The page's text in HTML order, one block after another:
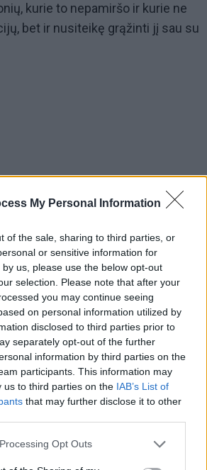
My Personal Information
of the sale, sharing to third parties, or
or sensitive information for
us, please use the below opt-out
selection. Please note that after your
you may continue seeing
on personal information utilized by
disclosed to third parties prior to
separately opt-out of the further
information by third parties on the
participants. This information may
us to third parties on the IAB’s List of
that may further disclose it to other
Opt Outs
kurie to nepamiršo ir kurie ne
bet ir nusiteikę grąžinti jį sau su
L. Ragelskis tokiu būdu viešai
grupes, išskirtas dėl jų
pažiūrų, tautybės, t. y.
A. Lukašenkos režimą,
demokratinei opozicijai,
duomenimis, viename iš vaizdo
kaip esą išniekino viešąją